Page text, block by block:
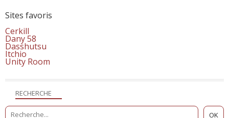
RECHERCHE
Sites favoris
Cerkill
Dany 58
Dasshutsu
Itchio
Unity Room